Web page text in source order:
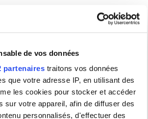
de vos données
partenaires traitons vos données
que votre adresse IP, en utilisant des
les cookies pour stocker et accéder
sur votre appareil, afin de diffuser des
personnalisés, d'effectuer des
à l’échelle d’un objet en une mise
en donne une version cohérente.La
objets rend sensible la possibilité de
façades, enluminures et textes
clôture. La complémentarité des savoirs
bien à l’acquisition de la connaissance
terme « objet » pour regrouper l’ensemble
pouvant être lues, vues et déchiffrées.